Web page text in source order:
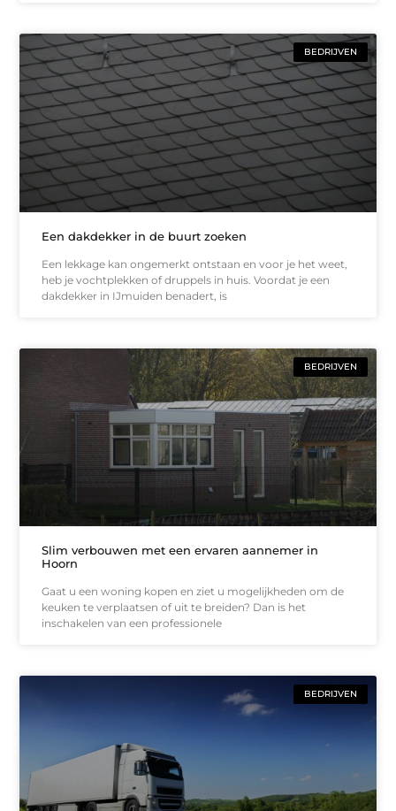
BEDRIJVEN
Een dakdekker in de buurt zoeken
Een lekkage kan ongemerkt ontstaan en voor je het weet,
heb je vochtplekken of druppels in huis. Voordat je een
dakdekker in IJmuiden benadert, is
BEDRIJVEN
Slim verbouwen met een ervaren aannemer in
Hoorn
Gaat u een woning kopen en ziet u mogelijkheden om de
keuken te verplaatsen of uit te breiden? Dan is het
inschakelen van een professionele
BEDRIJVEN